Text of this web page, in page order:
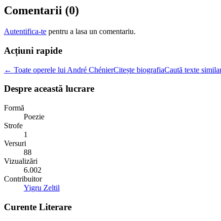
Comentarii (0)
Autentifica-te pentru a lasa un comentariu.
Acțiuni rapide
← Toate operele lui André ChénierCitește biografiaCaută texte
Despre această lucrare
Formă
Poezie
Strofe
1
Versuri
88
Vizualizări
6.002
Contribuitor
Yigru Zeltil
Curente Literare